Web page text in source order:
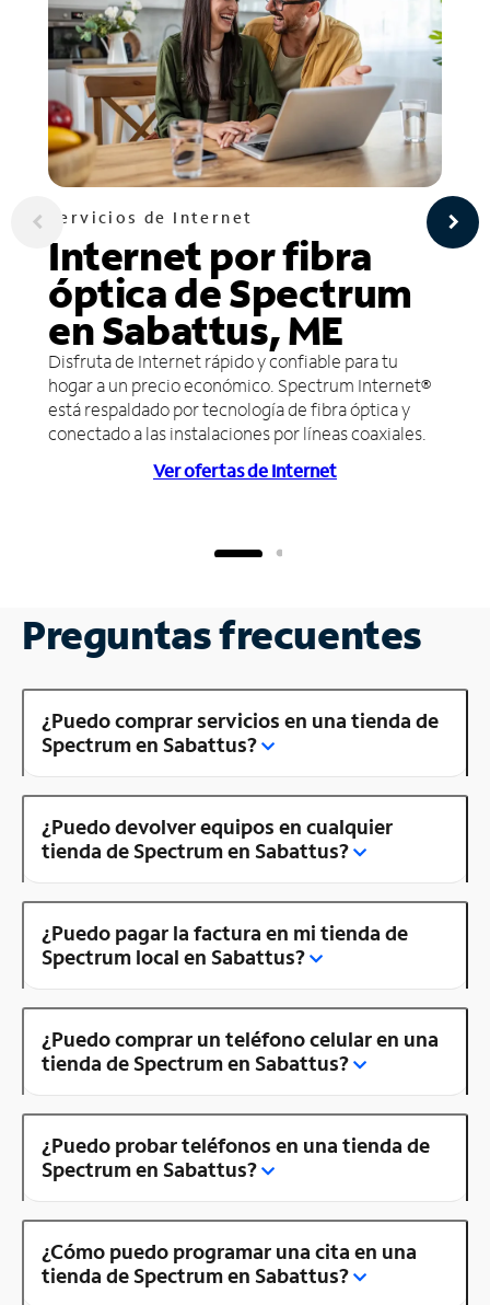
Servicios de Internet
Internet por fibra
óptica de Spectrum
en Sabattus, ME
Disfruta de Internet rápido y confiable para tu
hogar a un precio económico. Spectrum Internet®
está respaldado por tecnología de fibra óptica y
conectado a las instalaciones por líneas coaxiales.
Ver ofertas de Internet
Preguntas frecuentes
¿Puedo comprar servicios en una tienda de
Spectrum en Sabattus?
¿Puedo devolver equipos en cualquier
tienda de Spectrum en Sabattus?
¿Puedo pagar la factura en mi tienda de
Spectrum local en Sabattus?
¿Puedo comprar un teléfono celular en una
tienda de Spectrum en Sabattus?
¿Puedo probar teléfonos en una tienda de
Spectrum en Sabattus?
¿Cómo puedo programar una cita en una
tienda de Spectrum en Sabattus?